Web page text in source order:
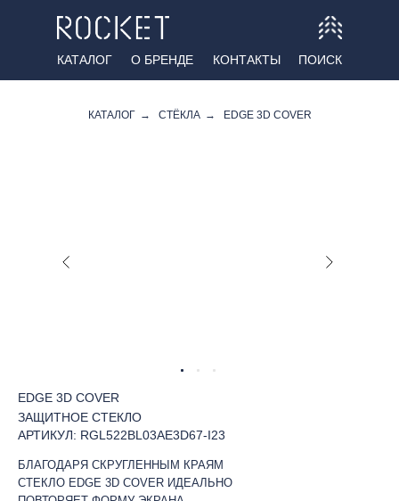
О БРЕНДЕ КОНТАКТЫ ПОИСК
КАТАЛОГ
КАТАЛОГ → СТЁКЛА → EDGE 3D COVER
EDGE 3D COVER
ЗАЩИТНОЕ СТЕКЛО
БЛАГОДАРЯ СКРУГЛЕННЫМ КРАЯМ
СТЕКЛО EDGE 3D COVER ИДЕАЛЬНО
АРТИКУЛ: RGL522BL03AE3D67-I23